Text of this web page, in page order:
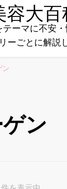
容大百
ーマに不安
ーごとに解説
ン
ン